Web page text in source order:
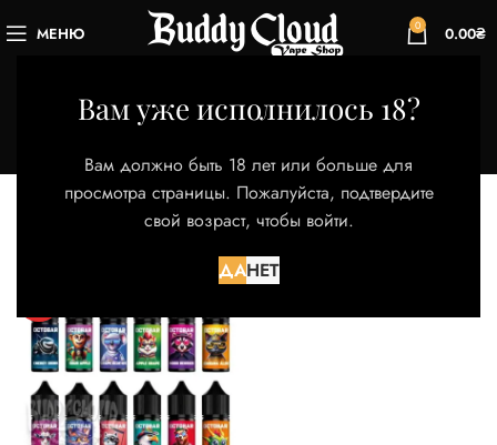
Вам уже исполнилось 18?
Вам должно быть 18 лет или больше для
просмотра страницы. Пожалуйста, подтвердите
свой возраст, чтобы войти.
ДАНЕТ
МЕНЮ 0 0.00₴
Octo
Категории
Товары с меткой “Octo”
Отображение единственного товара